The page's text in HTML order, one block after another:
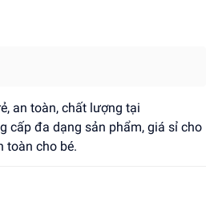
an toàn, chất lượng tại
cấp đa dạng sản phẩm, giá sỉ cho
toàn cho bé.